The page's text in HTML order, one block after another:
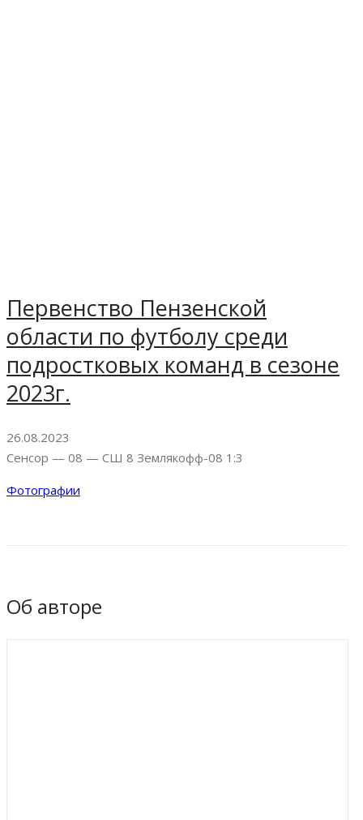
Первенство Пензенской
области по футболу среди
подростковых команд в сезоне
2023г.
26.08.2023
Сенсор — 08 — СШ 8 Землякофф-08 1:3
Фотографии
Об авторе